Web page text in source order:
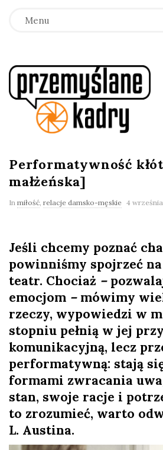
Menu
p
e
m
ś
l
a
n
e
k
a
Performatywność
małżeńska]
In miłość relacje damsko-męskie 4
Jeśli chcemy poznać
powinniśmy spojrzeć
teatr. Chociaż –
emocjom – mówimy
rzeczy, wypowiedzi w
stopniu pełnią w jej
komunikacyjną, lecz
performatywną: stają
formami zwracania
stan, swoje racje i
to zrozumieć, warto
L. Austina.